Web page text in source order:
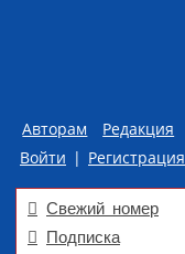
Авторам Редакция
Войти | Регистрация
Свежий номер
Подписка